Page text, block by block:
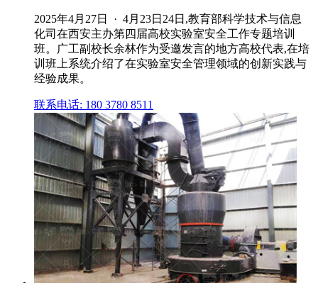
2025年4月27日 · 4月23日24日,教育部科学技术与信息
化司在西安主办第四届高校实验室安全工作专题培训
班。广工副校长余林作为受邀发言的地方高校代表,在培
训班上系统介绍了在实验室安全管理领域的创新实践与
经验成果。
联系电话: 180 3780 8511